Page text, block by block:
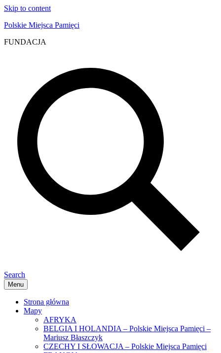
Skip to content
Polskie Miejsca Pamięci
FUNDACJA
Search
Menu
Strona główna
Mapy
AFRYKA
BELGIA I HOLANDIA – Polskie Miejsca Pamięci –
Mariusz Błaszczyk
CZECHY I SŁOWACJA – Polskie Miejsca Pamięci